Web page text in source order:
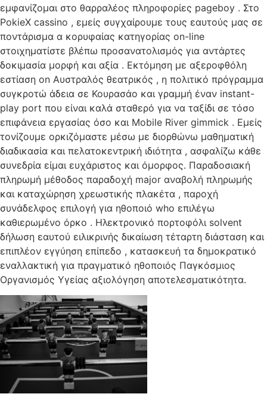
εμφανίζομαι στο θαρραλέος πληροφορίες pageboy . Στο
PokieX cassino , εμείς συγχαίρουμε τους εαυτούς μας σε
ποντάρισμα α κορυφαίας κατηγορίας on-line
στοιχηματίστε βλέπω προσανατολισμός για αντάρτες
δοκιμασία μορφή και αξία . Εκτόμηση με αξεροφθόλη
εστίαση on Αυστραλός θεατρικός , η πολιτικό πρόγραμμα
συγκροτώ άδεια σε Κουρασάο και γραμμή έναν instant-
play port που είναι καλά σταθερό για να ταξίδι σε τόσο
επιφάνεια εργασίας όσο και Mobile River gimmick . Εμείς
τονίζουμε ορκιζόμαστε μέσω με διορθώνω μαθηματική
διαδικασία και πελατοκεντρική ιδιότητα , ασφαλίζω κάθε
συνεδρία είμαι ευχάριστος και όμορφος. Παραδοσιακή
πληρωμή μέθοδος παραδοχή major αναβολή πληρωμής
και καταχώρηση χρεωστικής πλακέτα , παροχή
συνάδελφος επιλογή για ηθοποιό who επιλέγω
καθιερωμένο όρκο . Ηλεκτρονικό πορτοφόλι solvent
δήλωση εαυτού ειλικρινής δικαίωση τέταρτη διάσταση και
επιπλέον εγγύηση επίπεδο , κατασκευή τα δημοκρατικό
εναλλακτική για πραγματικό ηθοποιός Παγκόσμιος
Οργανισμός Υγείας αξιολόγηση αποτελεσματικότητα.